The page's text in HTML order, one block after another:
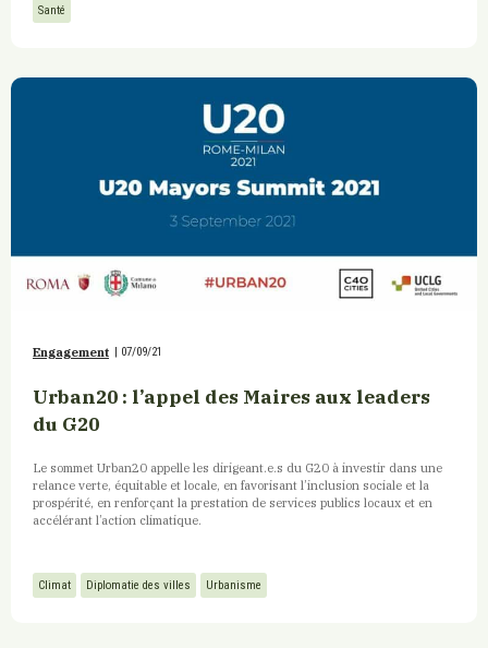
Santé
Engagement | 07/09/21
Urban20 : l’appel des Maires aux leaders
du G20
Le sommet Urban20 appelle les dirigeant.e.s du G20 à investir dans une
relance verte, équitable et locale, en favorisant l’inclusion sociale et la
prospérité, en renforçant la prestation de services publics locaux et en
accélérant l’action climatique.
Climat Diplomatie des villes Urbanisme